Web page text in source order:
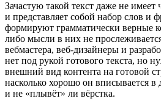
Зачастую такой текст даже не имеет
и представляет собой набор слов и
формируют грамматически верные
либо мысли в них не
вебмастера, веб-дизайнеры и
нет под рукой готового текста, но
внешний вид контента на готовой
насколько хорошо он вписывается в
и не «плывёт» ли вёрстка.